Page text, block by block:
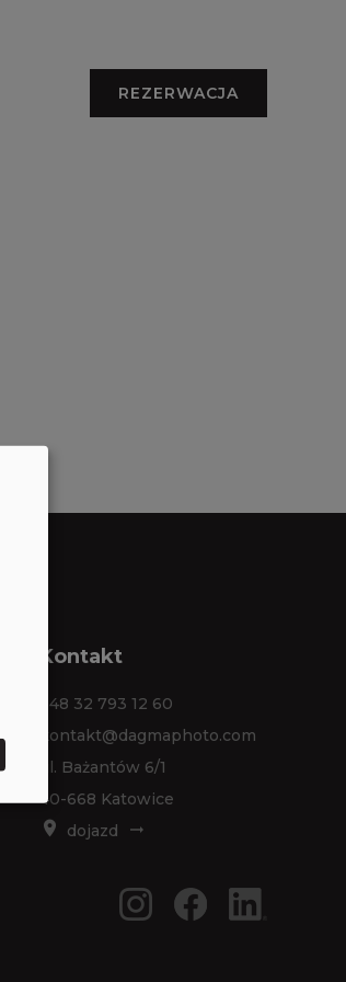
REZERWACJA
Kontakt
+48 32 793 12 60
kontakt@dagmaphoto.com
ul. Bażantów 6/1
40-668 Katowice
dojazd